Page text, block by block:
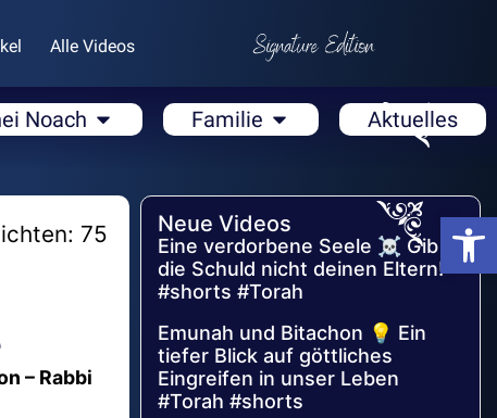
Alle Videos
Noach Familie Aktuelles
75
– Rabbi
Neue Videos
Eine verdorbene Seele ☠️ Gib
die Schuld nicht deinen Eltern!
#shorts #Torah
Emunah und Bitachon 💡 Ein
tiefer Blick auf göttliches
Eingreifen in unser Leben
#Torah #shorts